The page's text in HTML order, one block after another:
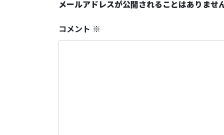
メールアドレスが公開されることはありませ
コメント ※